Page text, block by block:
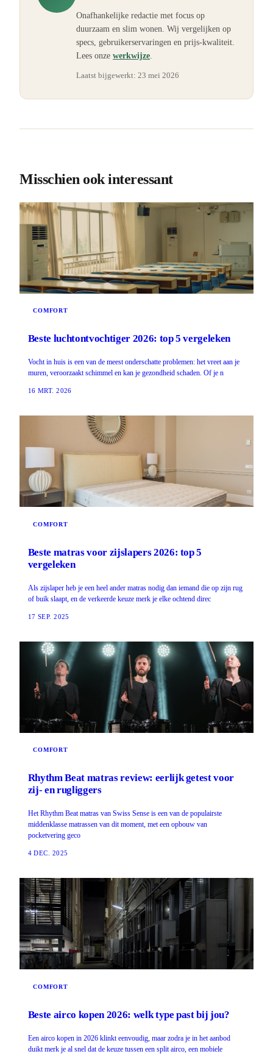
Onafhankelijke redactie met focus op
duurzaam en slim wonen. Wij vergelijken op
specs, gebruikerservaringen en prijs-kwaliteit.
Lees onze werkwijze
Laatst bijgewerkt: 23 mei 2026
Misschien ook interessant
COMFORT
Beste luchtontvochtiger 2026: top 5 vergeleken
Vocht in huis is een van de meest onderschatte problemen: het vreet aan je
muren, veroorzaakt schimmel en kan je gezondheid schaden. Of je n
16 MRT. 2026
COMFORT
Beste matras voor zijslapers 2026: top 5
vergeleken
Als zijslaper heb je een heel ander matras nodig dan iemand die op zijn rug
of buik slaapt, en de verkeerde keuze merk je elke ochtend direc
17 SEP. 2025
COMFORT
Rhythm Beat matras review: eerlijk getest voor
zij- en rugliggers
Het Rhythm Beat matras van Swiss Sense is een van de populairste
middenklasse matrassen van dit moment, met een opbouw van
pocketvering geco
4 DEC. 2025
COMFORT
Beste airco kopen 2026: welk type past bij jou?
Een airco kopen in 2026 klinkt eenvoudig, maar zodra je in het aanbod
duikt merk je al snel dat de keuze tussen een split airco, een mobiele